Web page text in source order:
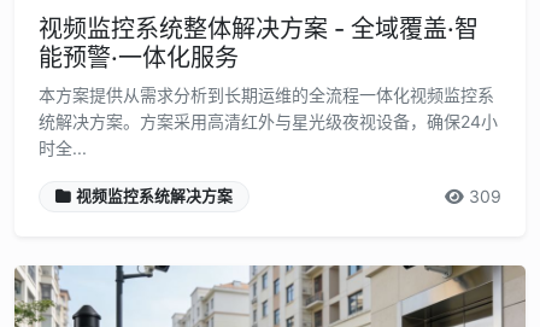
视频监控系统整体解决方案 - 全域覆盖·智
能预警·一体化服务
本方案提供从需求分析到长期运维的全流程一体化视频监控系
统解决方案。方案采用高清红外与星光级夜视设备，确保24小
时全...
视频监控系统解决方案 309